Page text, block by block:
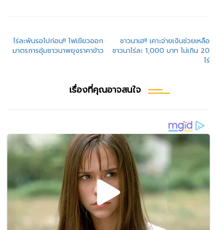
แนะแนว
เรื่อง
ไร่ละพันรอไปก่อน!! ไฟเขียวออก
มาตรการอุ้มชาวนาพยุงราคาข้าว
ชาวนาเฮ!! เคาะจ่ายเงินช่วยเหลือ
ชาวนาไร่ละ 1,000 บาท ไม่เกิน 20
ไร่
เรื่องที่คุณอาจสนใจ